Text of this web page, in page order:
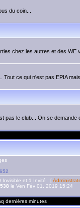
du coin...
chez les autres et des WE
Tout ce qui n'est pas EPIA
pas le club... On se
Invisible et 1 Invité [
538 le Ven Fév 01, 2019 15:24
dernières minutes